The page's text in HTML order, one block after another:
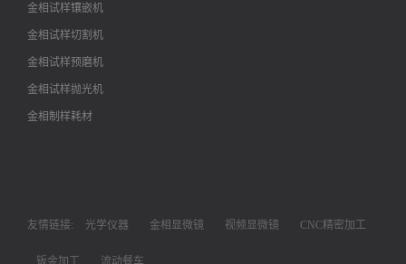
金相试样镶嵌机
金相试样切割机
金相试样预磨机
金相试样抛光机
金相制样耗材
友情链接: 光学仪器 金相显微镜 视频显微镜 CNC精密加工